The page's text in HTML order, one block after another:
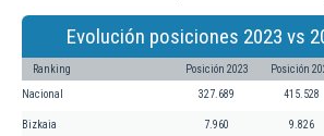
Evolución posiciones 2023 vs
Ranking Posición 2023 Posición
Nacional 327.689 415.528
Bizkaia 7.960 9.826